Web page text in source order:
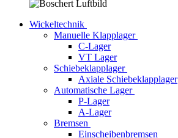
Wickeltechnik
Manuelle Klapplager
C-Lager
VT Lager
Schiebeklapplager
Axiale Schiebeklapplager
Automatische Lager
P-Lager
A-Lager
Bremsen
Einscheibenbremsen